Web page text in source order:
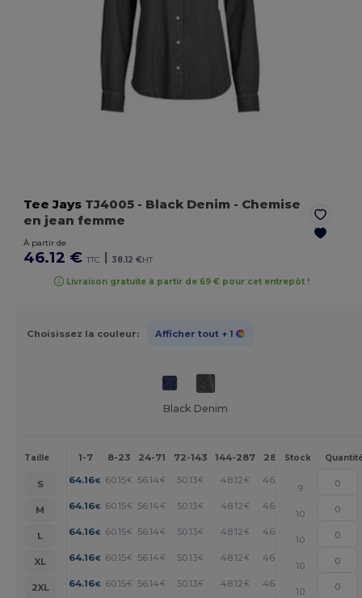
Tee Jays TJ4005 - Black Denim - Chemise
en jean femme
À partir de
46.12 € TTC | 38.12 €HT
Livraison gratuite à partir de 69 € pour cet entrepôt !
Choisissez la couleur: Afficher tout + 1
Black Denim
Taille 1-7 8-23 24-71 72-143 144-287 288 + Plus
Stock
S 64.16€ 60.15€ 56.14 € 50.13€ 48.12€ 46.12
9
M
64.16€ 60.15€ 56.14 € 50.13€ 48.12€ 46.12
10
L
64.16€ 60.15€ 56.14 € 50.13€ 48.12€ 46.12
10
XL
64.16€ 60.15€ 56.14 € 50.13€ 48.12€ 46.12
10
2XL
64.16€ 60.15€ 56.14 € 50.13€ 48.12€ 46.12
10